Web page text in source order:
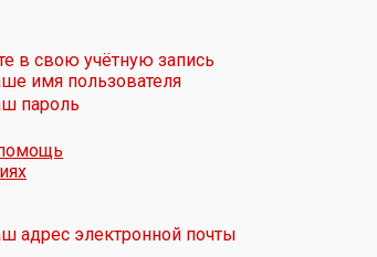
в свою учётную запись
имя пользователя
пароль
адрес электронной почты